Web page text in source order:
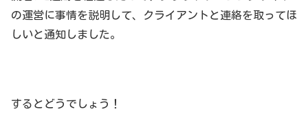
の運営に事情を説明して、クライアントと連絡を取ってほ
しいと通知しました。
するとどうでしょう！